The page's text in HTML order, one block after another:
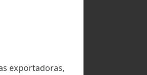
exportadoras,